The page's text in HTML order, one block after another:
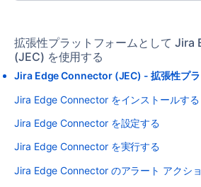
拡張性プラットフォームとして
(JEC) を使用する
Jira Edge Connector (JEC) - 拡張性プラ
Jira Edge Connector をインストールする
Jira Edge Connector を設定する
Jira Edge Connector を実行する
Jira Edge Connector のアラート アクシ